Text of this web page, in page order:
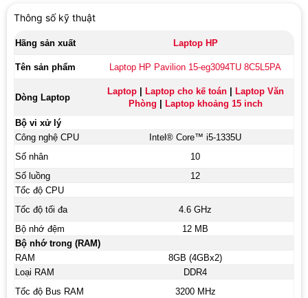
Thông số kỹ thuật
Hãng sản xuất Laptop HP
Tên sản phẩm Laptop HP Pavilion 15-eg3094TU 8C5L5PA
Dòng Laptop
Laptop| Laptop cho kế toán|
Laptop Văn
Phòng
Laptop khoảng 15 inch
Bộ vi xử lý
Công nghệ CPU
Intel® Core™ i5-1335U
Số nhân
10
Số luồng
12
Tốc độ CPU
Tốc độ tối đa
4.6 GHz
Bộ nhớ đệm
12 MB
Bộ nhớ trong (RAM)
RAM
8GB (4GBx2)
Loại RAM
DDR4
Tốc độ Bus RAM
3200 MHz